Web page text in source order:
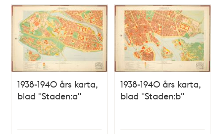
1938-1940 års karta,
blad "Staden:a"
1938-1940 års karta,
blad "Staden:b"